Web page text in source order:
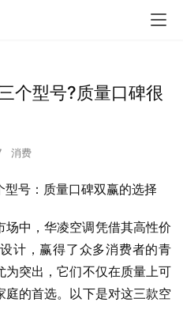
个型号?质量口碑很
消费
号：质量口碑双赢的选择
场中，华凌空调凭借其高性价
计，赢得了众多消费者的青
突出，它们不仅在质量上可
的首选。以下是对这三款空